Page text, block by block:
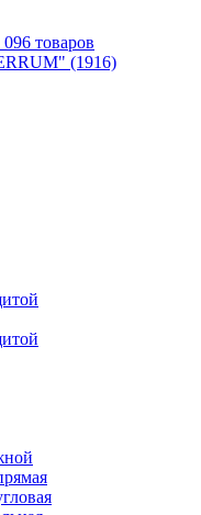
096 товаров
(1916)